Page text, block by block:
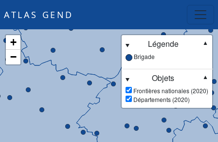
ATLAS GEND
+
−
Légende
▼
Brigade
Objets
▼
Frontières nationales (2020)
Départements (2020)